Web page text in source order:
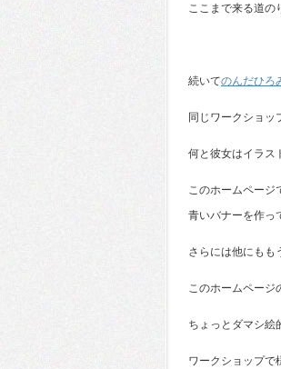
ここまで来る道の
続いてのんだひろ
同じワークショッ
何と彼女はイラス
このホームページ
青いバナーを作っ
さらには他にもも
このホームページ
ちょっとダマシ絵
ワークショップで